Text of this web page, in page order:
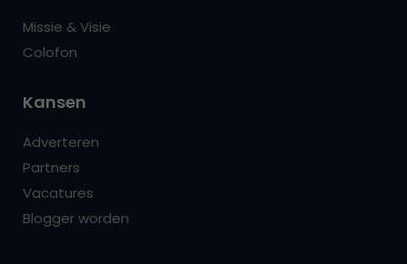
Missie & Visie
Colofon
Kansen
Adverteren
Partners
Vacatures
Blogger worden